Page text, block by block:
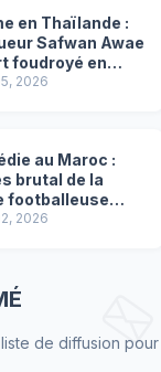
en Thaïlande :
Safwan Awae
foudroyé en
2026
au Maroc :
brutal de la
footballeuse
Ben Amar El
2026
de diffusion pour